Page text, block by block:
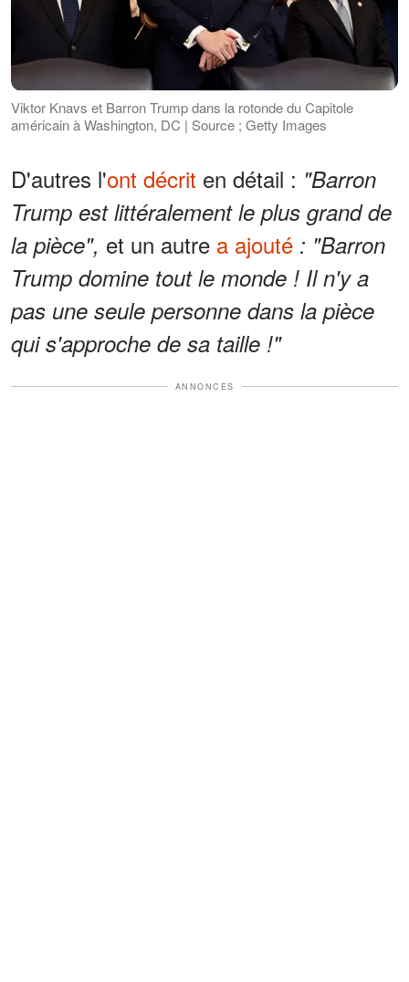
Viktor Knavs et Barron Trump dans la rotonde du Capitole
américain à Washington, DC | Source ; Getty Images
D'autres l'ont décrit en détail : "Barron
Trump est littéralement le plus grand de
la pièce", et un autre a ajouté : "Barron
Trump domine tout le monde ! Il n'y a
pas une seule personne dans la pièce
qui s'approche de sa taille !"
ANNONCES